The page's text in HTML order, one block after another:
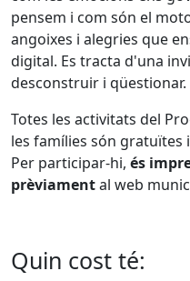
pensem i com són el
angoixes i alegries que
digital. Es tracta d'una
desconstruir i qüestionar.
Totes les activitats del
les famílies són gratuïtes
Per participar-hi, és
prèviamental web
Quin cost té: